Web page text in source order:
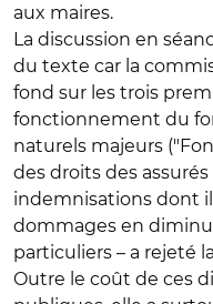
aux maires.
La discussion en
du texte car la
fond sur les trois
fonctionnement du
naturels majeurs
des droits des
indemnisations dont
dommages en
particuliers – a rejeté
Outre le coût de ces